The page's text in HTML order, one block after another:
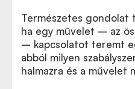
Természetes gondolat
ha egy művelet – az
– kapcsolatot teremt
abból milyen
halmazra és a művelet